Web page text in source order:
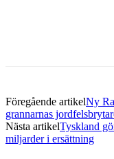
Föregående artikelNy
grannarnas
Nästa artikelTyskland
miljarder i ersättning